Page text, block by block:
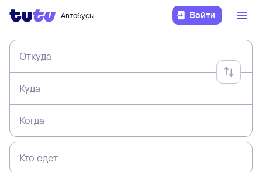
Автобусы Войти
Откуда
Куда
Когда
Кто едет